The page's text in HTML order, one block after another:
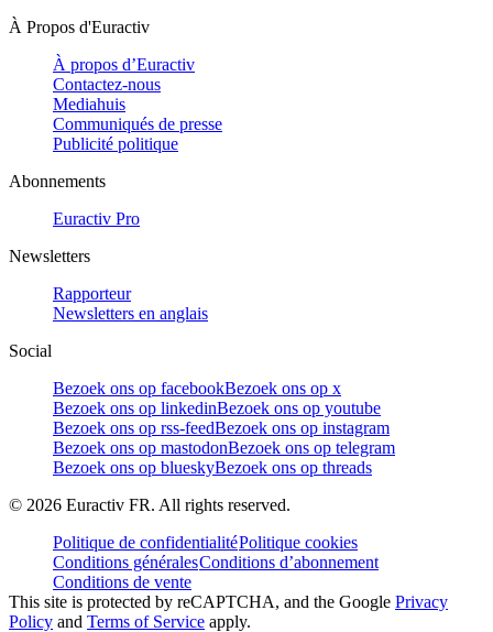
À Propos d'Euractiv
À propos d’Euractiv
Contactez-nous
Mediahuis
Communiqués de presse
Publicité politique
Abonnements
Euractiv Pro
Newsletters
Rapporteur
Newsletters en anglais
Social
Bezoek ons op facebookBezoek ons op x
Bezoek ons op linkedinBezoek ons op youtube
Bezoek ons op rss-feedBezoek ons op instagram
Bezoek ons op mastodonBezoek ons op telegram
Bezoek ons op blueskyBezoek ons op threads
© 2026 Euractiv FR. All rights reserved.
Politique de confidentialitéPolitique cookies
Conditions généralesConditions d’abonnement
Conditions de vente
This site is protected by reCAPTCHA, and the Google Privacy
Policy and Terms of Service apply.